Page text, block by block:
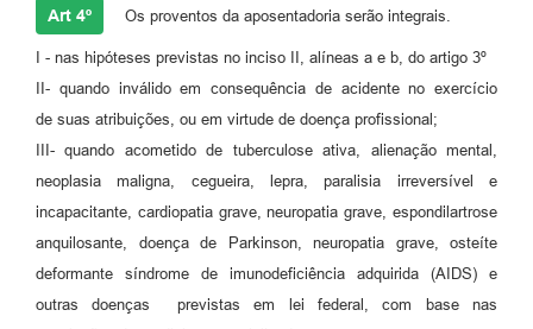
Art 4º Os proventos da aposentadoria serão integrais.
I - nas hipóteses previstas no inciso II, alíneas a e b, do artigo 3º
II- quando inválido em consequência de acidente no exercício
de suas atribuições, ou em virtude de doença profissional;
III- quando acometido de tuberculose ativa, alienação mental,
neoplasia maligna, cegueira, lepra, paralisia irreversível e
incapacitante, cardiopatia grave, neuropatia grave, espondilartrose
anquilosante, doença de Parkinson, neuropatia grave, osteíte
deformante síndrome de imunodeficiência adquirida (AIDS) e
outras doenças previstas em lei federal, com base nas